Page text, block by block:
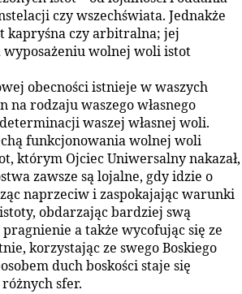
czy wszechświata. Jednakże
kapryśna czy arbitralna; jej
wyposażeniu wolnej woli istot
obecności istnieje w waszych
na rodzaju waszego własnego
waszej własnej woli.
funkcjonowania wolnej woli
którym Ojciec Uniwersalny nakazał,
zawsze są lojalne, gdy idzie o
naprzeciw i zaspokajając warunki
obdarzając bardziej swą
a także wycofując się ze
korzystając ze swego Boskiego
duch boskości staje się
sfer.